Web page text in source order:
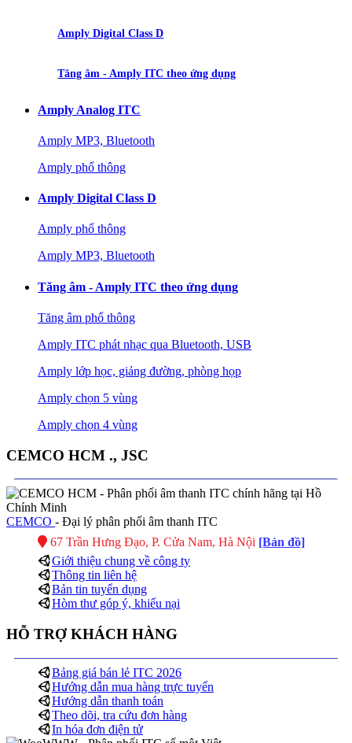
Amply Digital Class D
Tăng âm - Amply ITC theo ứng dụng
Amply Analog ITC
Amply MP3, Bluetooth
Amply phổ thông
Amply Digital Class D
Amply phổ thông
Amply MP3, Bluetooth
Tăng âm - Amply ITC theo ứng dụng
Tăng âm phổ thông
Amply ITC phát nhạc qua Bluetooth, USB
Amply lớp học, giảng đường, phòng họp
Amply chọn 5 vùng
Amply chọn 4 vùng
CEMCO HCM ., JSC
CEMCO - Đại lý phân phối âm thanh ITC
67 Trần Hưng Đạo, P. Cửa Nam, Hà Nội [Bản đồ]
Giới thiệu chung về công ty
Thông tin liên hệ
Bản tin tuyển dụng
Hòm thư góp ý, khiếu nại
HỖ TRỢ KHÁCH HÀNG
Bảng giá bán lẻ ITC 2026
Hướng dẫn mua hàng trực tuyến
Hướng dẫn thanh toán
Theo dõi, tra cứu đơn hàng
In hóa đơn điện tử